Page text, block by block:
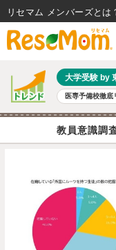
大学受験 by
医専予備校徹底
親子で考える大学選び 高
夏休み 8
教員意識調
リセマム メンバーズ